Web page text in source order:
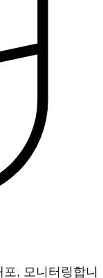
, 모니터링합니